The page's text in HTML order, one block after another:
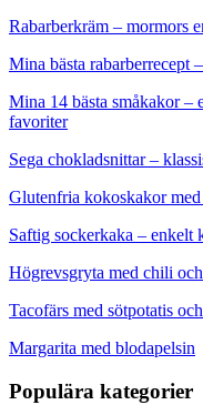
Rabarberkräm – mormors
Mina bästa rabarberrecept
Mina 14 bästa småkakor –
favoriter
Sega chokladsnittar –
Glutenfria kokoskakor
Saftig sockerkaka – enkelt
Högrevsgryta med chili
Tacofärs med sötpotatis
Margarita med blodapelsin
Populära kategorier